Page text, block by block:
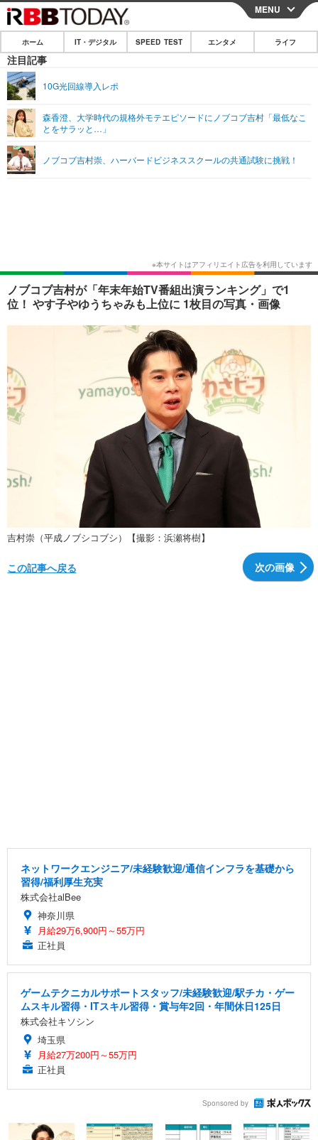
CLOSE
ホーム
IT・デジタル
ネタ
ショッピング その他
SPEED TEST
エンタメ
エンタメTOP 映画・ドラマ
ショッピング その他
ライフ
MENU
ホーム IT・デジタル SPEED TEST エンタメ ライフ
注目記事
10G光回線導入レポ
森香澄、大学時代の規格外モテエピソードにノブコブ吉村「最低なこ
とをサラッと…」
ノブコブ吉村崇、ハーバードビジネススクールの共通試験に挑戦！
ノブコブ吉村が「年末年始TV番組出演ランキング」で1
位！ やす子やゆうちゃみも上位に 1枚目の写真・画像
吉村崇（平成ノブシコブシ）【撮影：浜瀬将樹】
次の画像
この記事へ戻る
ネットワークエンジニア/未経験歓迎/通信インフラを基礎から
習得/福利厚生充実
株式会社alBee
神奈川県
月給29万6,900円～55万円
正社員
ゲームテクニカルサポートスタッフ/未経験歓迎/駅チカ・ゲー
ムスキル習得・ITスキル習得・賞与年2回・年間休日125日
株式会社キソシン
埼玉県
月給27万200円～55万円
正社員
Sponsored by